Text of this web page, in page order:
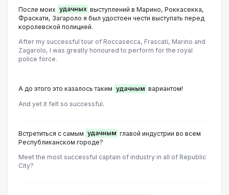
После моих удачных выступлений в Марино, Роккасекка,
Фраскати, Загароло я был удостоен чести выступать перед
королевской полицией.
After my successful tour of Roccasecca, Frascati, Marino and
Zagarolo, I was greatly honoured to perform for the royal
police force.
А до этого это казалось таким удачным вариантом!
And yet it felt so successful.
Встретиться с самым удачным главой индустрии во всем
Республиканском городе?
Meet the most successful captain of industry in all of Republic
City?